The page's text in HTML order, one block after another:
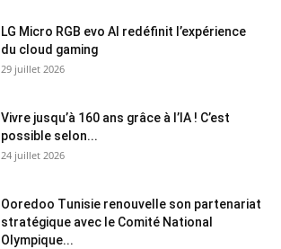
LG Micro RGB evo AI redéfinit l’expérience
du cloud gaming
29 juillet 2026
Vivre jusqu’à 160 ans grâce à l’IA ! C’est
possible selon...
24 juillet 2026
Ooredoo Tunisie renouvelle son partenariat
stratégique avec le Comité National
Olympique...